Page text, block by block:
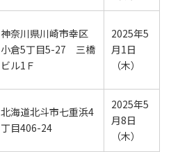
神奈川県川崎市幸区
小倉5丁目5-27 三橋
ビル1Ｆ
2025年5
月1日
（木）
北海道北斗市七重浜4
丁目406-24
2025年5
月8日
（木）